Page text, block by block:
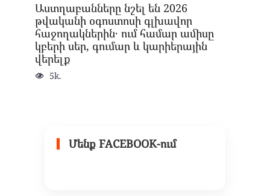
Աստղաբանները նշել են 2026
թվականի օգոստոսի գլխավոր
հաջողակներին․ ում համար ամիսը
կբերի սեր, գումար և կարիերային
վերելք
5k.
Մենք FACEBOOK-ում